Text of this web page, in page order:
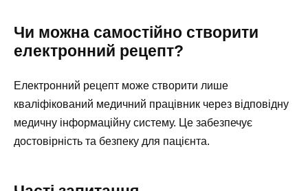
Чи можна самостійно створити
електронний рецепт?
Електронний рецепт може створити лише
кваліфікований медичний працівник через відповідну
медичну інформаційну систему. Це забезпечує
достовірність та безпеку для пацієнта.